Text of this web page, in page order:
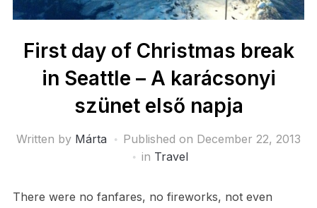
First day of Christmas break
in Seattle – A karácsonyi
szünet első napja
Written by Márta Published on December 22, 2013
in Travel
There were no fanfares, no fireworks, not even